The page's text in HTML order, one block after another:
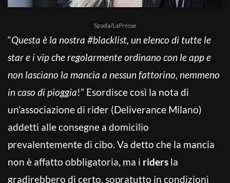
Spada/LaPresse
“Questa è la nostra #blacklist, un elenco di tutte le
star e i vip che regolarmente ordinano con le app e
non lasciano la mancia a nessun fattorino, nemmeno
in caso di pioggia!” Esordisce così la nota di
un’associazione di rider (Deliverance Milano)
addetti alle consegne a domicilio
prevalentemente di cibo. Va detto che la mancia
non è affatto obbligatoria, ma i riders la
gradirebbero di certo, sopratutto in condizioni